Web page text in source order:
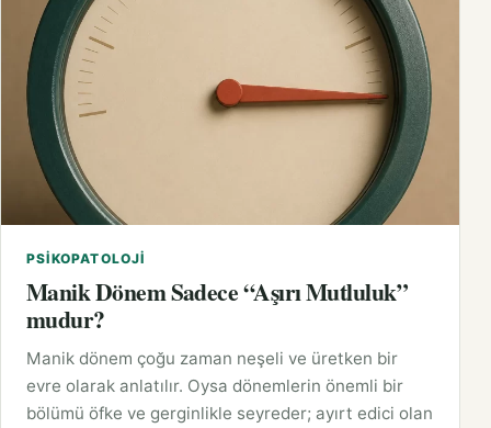
PSIKOPATOLOJI
Manik Dönem Sadece “Aşırı Mutluluk”
mudur?
Manik dönem çoğu zaman neşeli ve üretken bir
evre olarak anlatılır. Oysa dönemlerin önemli bir
bölümü öfke ve gerginlikle seyreder; ayırt edici olan